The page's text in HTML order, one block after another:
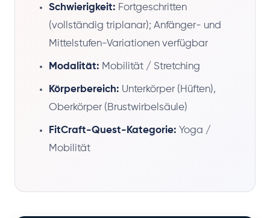
Schwierigkeit: Fortgeschritten
(vollständig triplanar); Anfänger- und
Mittelstufen-Variationen verfügbar
Modalität: Mobilität / Stretching
Körperbereich: Unterkörper (Hüften),
Oberkörper (Brustwirbelsäule)
FitCraft-Quest-Kategorie: Yoga /
Mobilität